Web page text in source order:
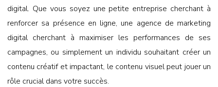
digital. Que vous soyez une petite entreprise cherchant à
renforcer sa présence en ligne, une agence de marketing
digital cherchant à maximiser les performances de ses
campagnes, ou simplement un individu souhaitant créer un
contenu créatif et impactant, le contenu visuel peut jouer un
rôle crucial dans votre succès.